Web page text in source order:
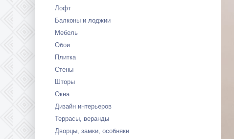
Лофт
Балконы и лоджии
Мебель
Обои
Плитка
Стены
Шторы
Окна
Дизайн интерьеров
Террасы, веранды
Дворцы, замки, особняки